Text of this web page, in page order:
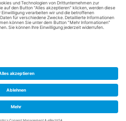
über PayPal möglich — auch ohne
›
Vertrag widerrufen